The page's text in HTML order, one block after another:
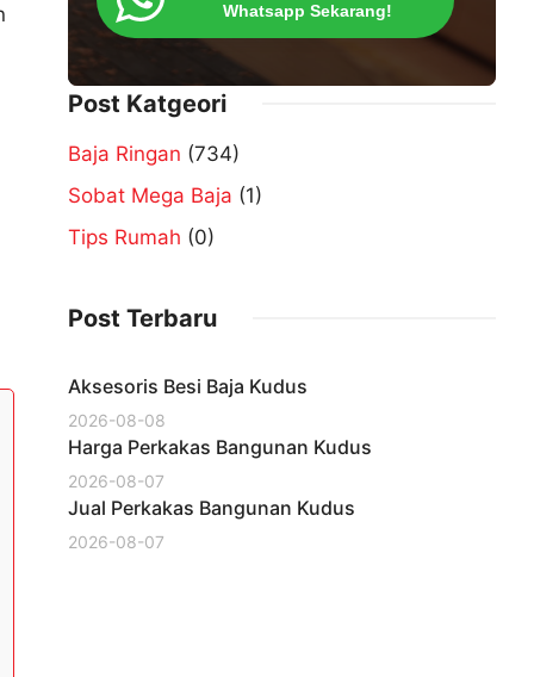
Whatsapp Sekarang!
Post Katgeori
Baja Ringan (734)
Sobat Mega Baja (1)
Tips Rumah (0)
Post Terbaru
Aksesoris Besi Baja Kudus
2026-08-08
Harga Perkakas Bangunan Kudus
2026-08-07
Jual Perkakas Bangunan Kudus
2026-08-07